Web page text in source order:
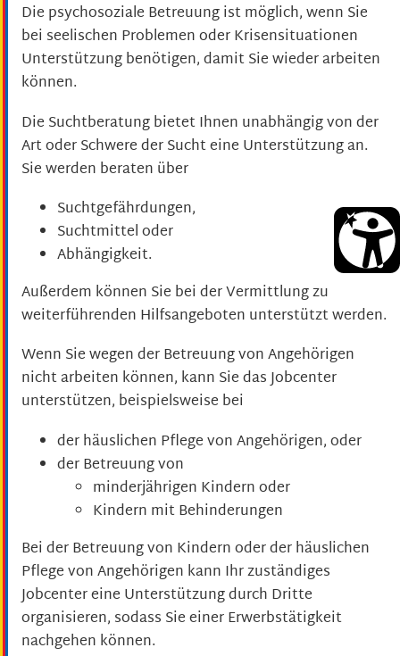
Die psychosoziale Betreuung ist möglich, wenn Sie
bei seelischen Problemen oder Krisensituationen
Unterstützung benötigen, damit Sie wieder arbeiten
können.
Die Suchtberatung bietet Ihnen unabhängig von der
Art oder Schwere der Sucht eine Unterstützung an.
Sie werden beraten über
Suchtgefährdungen,
Suchtmittel oder
Abhängigkeit.
Außerdem können Sie bei der Vermittlung zu
weiterführenden Hilfsangeboten unterstützt werden.
Wenn Sie wegen der Betreuung von Angehörigen
nicht arbeiten können, kann Sie das Jobcenter
unterstützen, beispielsweise bei
der häuslichen Pflege von Angehörigen, oder
der Betreuung von
minderjährigen Kindern oder
Kindern mit Behinderungen
Bei der Betreuung von Kindern oder der häuslichen
Pflege von Angehörigen kann Ihr zuständiges
Jobcenter eine Unterstützung durch Dritte
organisieren, sodass Sie einer Erwerbstätigkeit
nachgehen können.